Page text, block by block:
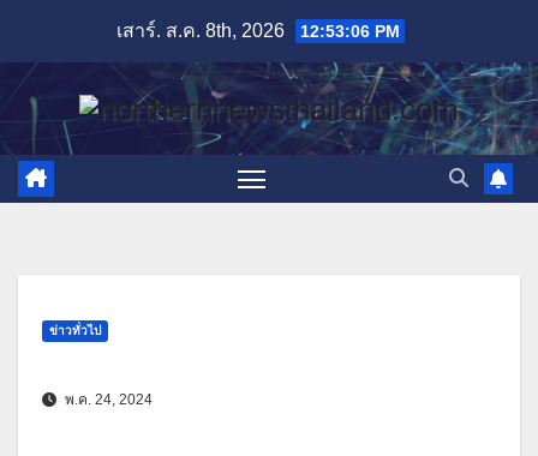
content
เสาร์. ส.ค. 8th, 2026 12:53:07 PM
ข่าวทั่วไป
พ.ค. 24, 2024